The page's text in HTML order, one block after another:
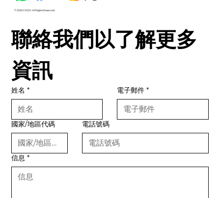
© 2026 CM2H. All Rights Reserved.
聯絡我們以了解更多
資訊
姓名 * 電子郵件 *
國家/地區代碼 電話號碼
信息 *